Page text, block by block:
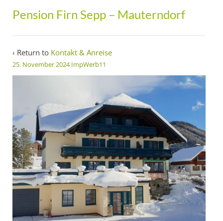
Pension Firn Sepp – Mauterndorf
‹ Return to Kontakt & Anreise
25. November 2024 ImpWerb11